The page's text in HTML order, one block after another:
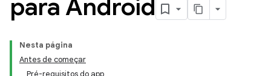
para Android
Nesta página
Antes de começar
Pré-requisitos do app